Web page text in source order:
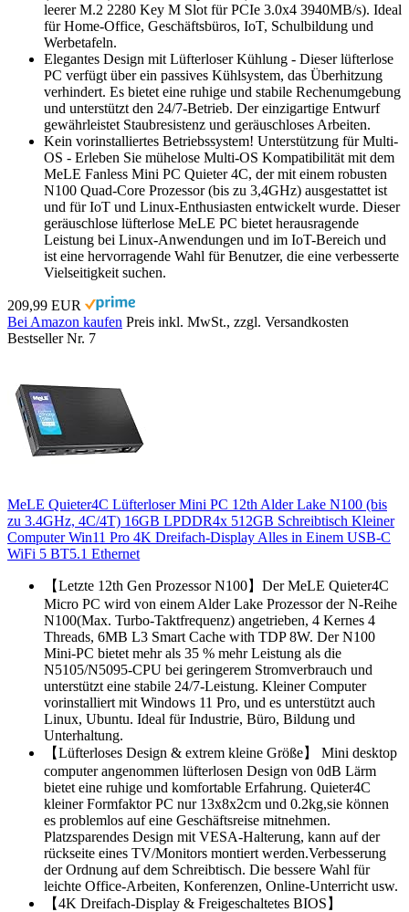
leerer M.2 2280 Key M Slot für PCIe 3.0x4 3940MB/s). Ideal
für Home-Office, Geschäftsbüros, IoT, Schulbildung und
Werbetafeln.
Elegantes Design mit Lüfterloser Kühlung - Dieser lüfterlose
PC verfügt über ein passives Kühlsystem, das Überhitzung
verhindert. Es bietet eine ruhige und stabile Rechenumgebung
und unterstützt den 24/7-Betrieb. Der einzigartige Entwurf
gewährleistet Staubresistenz und geräuschloses Arbeiten.
Kein vorinstalliertes Betriebssystem! Unterstützung für Multi-
OS - Erleben Sie mühelose Multi-OS Kompatibilität mit dem
MeLE Fanless Mini PC Quieter 4C, der mit einem robusten
N100 Quad-Core Prozessor (bis zu 3,4GHz) ausgestattet ist
und für IoT und Linux-Enthusiasten entwickelt wurde. Dieser
geräuschlose lüfterlose MeLE PC bietet herausragende
Leistung bei Linux-Anwendungen und im IoT-Bereich und
ist eine hervorragende Wahl für Benutzer, die eine verbesserte
Vielseitigkeit suchen.
209,99 EUR
Bei Amazon kaufen Preis inkl. MwSt., zzgl. Versandkosten
Bestseller Nr. 7
MeLE Quieter4C Lüfterloser Mini PC 12th Alder Lake N100 (bis
zu 3.4GHz, 4C/4T) 16GB LPDDR4x 512GB Schreibtisch Kleiner
Computer Win11 Pro 4K Dreifach-Display Alles in Einem USB-C
WiFi 5 BT5.1 Ethernet
【Letzte 12th Gen Prozessor N100】Der MeLE Quieter4C
Micro PC wird von einem Alder Lake Prozessor der N-Reihe
N100(Max. Turbo-Taktfrequenz) angetrieben, 4 Kernes 4
Threads, 6MB L3 Smart Cache with TDP 8W. Der N100
Mini-PC bietet mehr als 35 % mehr Leistung als die
N5105/N5095-CPU bei geringerem Stromverbrauch und
unterstützt eine stabile 24/7-Leistung. Kleiner Computer
vorinstalliert mit Windows 11 Pro, und es unterstützt auch
Linux, Ubuntu. Ideal für Industrie, Büro, Bildung und
Unterhaltung.
【Lüfterloses Design & extrem kleine Größe】 Mini desktop
computer angenommen lüfterlosen Design von 0dB Lärm
bietet eine ruhige und komfortable Erfahrung. Quieter4C
kleiner Formfaktor PC nur 13x8x2cm und 0.2kg,sie können
es problemlos auf eine Geschäftsreise mitnehmen.
Platzsparendes Design mit VESA-Halterung, kann auf der
rückseite eines TV/Monitors montiert werden.Verbesserung
der Ordnung auf dem Schreibtisch. Die bessere Wahl für
leichte Office-Arbeiten, Konferenzen, Online-Unterricht usw.
【4K Dreifach-Display & Freigeschaltetes BIOS】